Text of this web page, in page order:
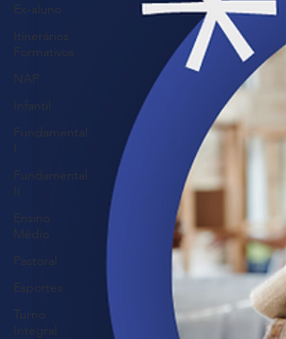
Ex-aluno
Itinerários
Formativos
NAP
Infantil
Fundamental
Fundamental
Ensino
Médio
Pastoral
Esportes
Turno
Integral